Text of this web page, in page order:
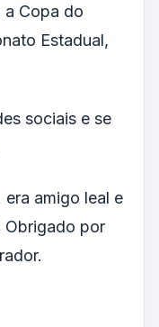
a Copa do
Estadual,
sociais e se
amigo leal e
Obrigado por